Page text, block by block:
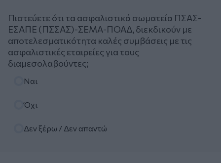
Πιστεύετε ότι τα ασφαλιστικά σωματεία ΠΣΑΣ-
ΕΣΑΠΕ (ΠΣΣΑΣ)-ΣΕΜΑ-ΠΟΑΔ, διεκδικούν με
αποτελεσματικότητα καλές συμβάσεις με τις
ασφαλιστικές εταιρείες για τους
διαμεσολαβούντες;
Ναι
Όχι
Δεν ξέρω / Δεν απαντώ